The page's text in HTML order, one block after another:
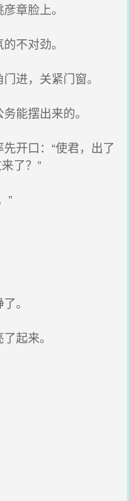
章脸上。
不对劲。
进，关紧门窗。
能摆出来的。
开口：“使君，出了
了？”
”
。
起来。